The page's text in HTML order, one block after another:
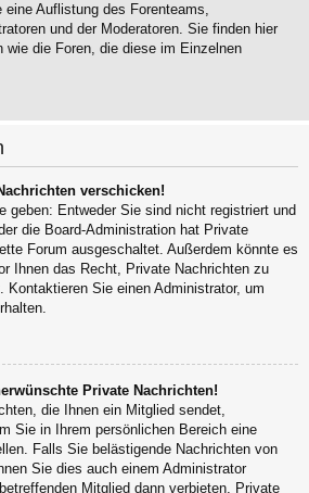
Auflistung des Forenteams,
und der Moderatoren. Sie finden hier
wie die Foren, die diese im Einzelnen
verschicken!
geben: Entweder Sie sind nicht registriert und
die Board-Administration hat Private
Forum ausgeschaltet. Außerdem könnte es
Ihnen das Recht, Private Nachrichten zu
Sie einen Administrator, um
Private Nachrichten!
die Ihnen ein Mitglied sendet,
Sie in Ihrem persönlichen Bereich eine
Falls Sie belästigende Nachrichten von
Sie dies auch einem Administrator
Mitglied dann verbieten, Private